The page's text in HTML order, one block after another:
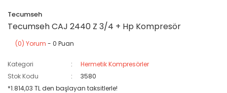
Tecumseh
Tecumseh CAJ 2440 Z 3/4 + Hp Kompresör
(0) Yorum - 0 Puan
Kategori
Hermetik Kompresörler
Stok Kodu
3580
*1.814,03 TL den başlayan taksitlerle!